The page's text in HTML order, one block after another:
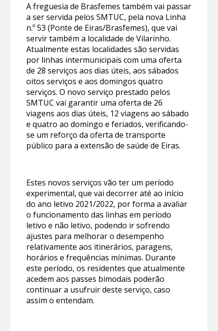
A freguesia de Brasfemes também vai passar
a ser servida pelos SMTUC, pela nova Linha
n.º 53 (Ponte de Eiras/Brasfemes), que vai
servir também a localidade de Vilarinho.
Atualmente estas localidades são servidas
por linhas intermunicipais com uma oferta
de 28 serviços aos dias úteis, aos sábados
oitos serviços e aos domingos quatro
serviços. O novo serviço prestado pelos
SMTUC vai garantir uma oferta de 26
viagens aos dias úteis, 12 viagens ao sábado
e quatro ao domingo e feriados, verificando-
se um reforço da oferta de transporte
público para a extensão de saúde de Eiras.
Estes novos serviços vão ter um período
experimental, que vai decorrer até ao início
do ano letivo 2021/2022, por forma a avaliar
o funcionamento das linhas em período
letivo e não letivo, podendo ir sofrendo
ajustes para melhorar o desempenho
relativamente aos itinerários, paragens,
horários e frequências mínimas. Durante
este período, os residentes que atualmente
acedem aos passes bimodais poderão
continuar a usufruir deste serviço, caso
assim o entendam.